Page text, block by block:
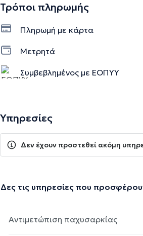
Τρόποι πληρωμής
Πληρωμή με κάρτα
Μετρητά
Συμβεβλημένος με ΕΟΠΥΥ
Υπηρεσίες
Δεν έχουν προστεθεί ακόμη
Δες τις υπηρεσίες που
Αντιμετώπιση παχυσαρκίας